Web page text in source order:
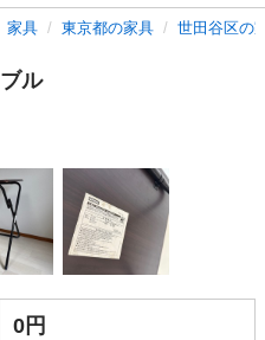
家具 東京都の家具 世田谷区の
ル
0円